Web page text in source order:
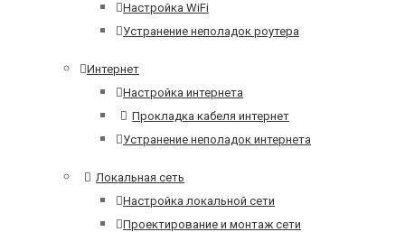
Настройка WiFi
Устранение неполадок роутера
Интернет
Настройка интернета
Прокладка кабеля интернет
Устранение неполадок интернета
Локальная сеть
Настройка локальной сети
Проектирование и монтаж сети